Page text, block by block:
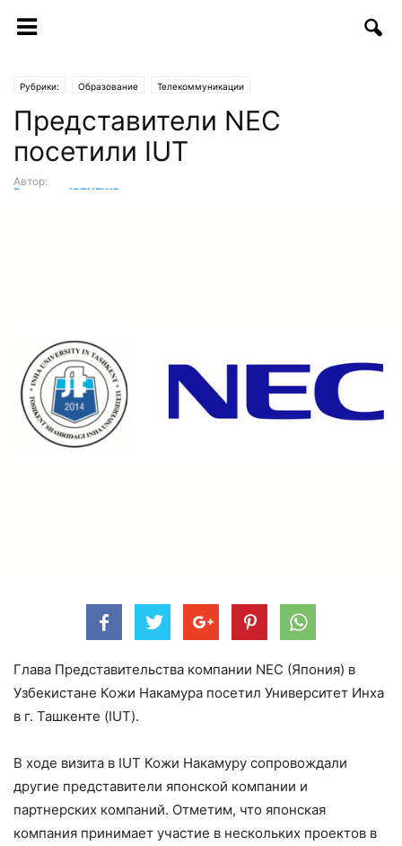
Рубрики: Образование Телекоммуникации
Представители NEC
посетили IUT
Автор:
Редакция ICTNEWS
Глава Представительства компании NEC (Япония) в
Узбекистане Кожи Накамура посетил Университет Инха
в г. Ташкенте (IUT).
В ходе визита в IUT Кожи Накамуру сопровождали
другие представители японской компании и
партнерских компаний. Отметим, что японская
компания принимает участие в нескольких проектов в